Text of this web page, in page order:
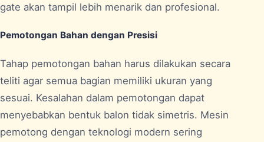
gate akan tampil lebih menarik dan profesional.
Pemotongan Bahan dengan Presisi
Tahap pemotongan bahan harus dilakukan secara
teliti agar semua bagian memiliki ukuran yang
sesuai. Kesalahan dalam pemotongan dapat
menyebabkan bentuk balon tidak simetris. Mesin
pemotong dengan teknologi modern sering